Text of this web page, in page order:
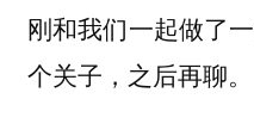
刚和我们一起做了
个关子，之后再聊。